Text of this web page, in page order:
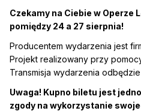
Czekamy na Ciebie w Operze
pomiędzy 24 a 27 sierpnia!
Producentem wydarzenia jest
Projekt realizowany przy
Transmisja wydarzenia
Uwaga! Kupno biletu jest
zgody na wykorzystanie